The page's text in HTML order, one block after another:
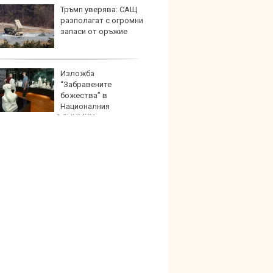
Тръмп уверява: САЩ
разполагат с огромни
запаси от оръжие
Изложба
“Забравените
божества” в
Националния
музей СНИМКИ